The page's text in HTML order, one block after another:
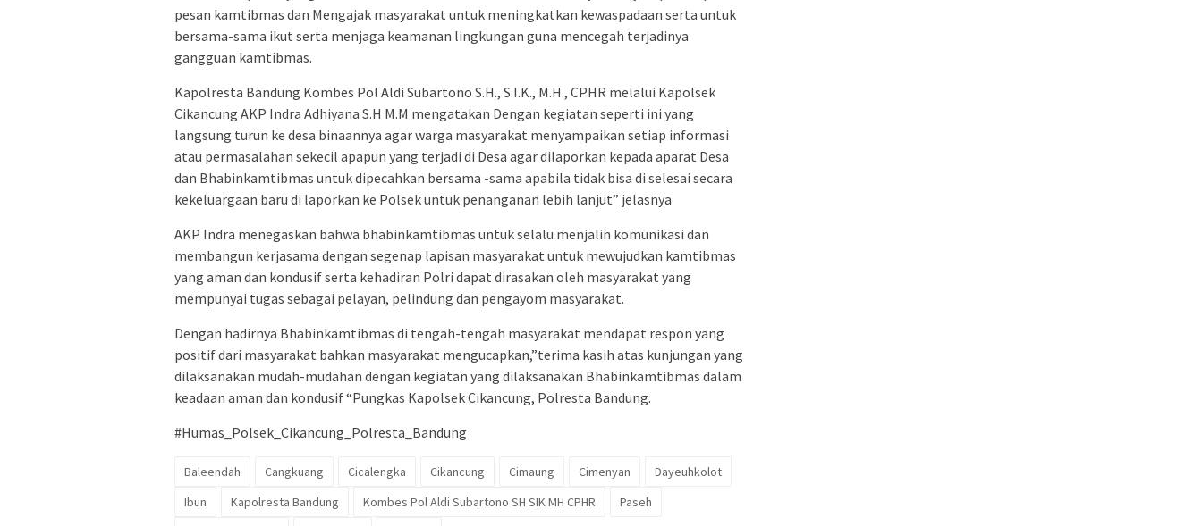
pesan kamtibmas dan Mengajak masyarakat untuk meningkatkan kewaspadaan serta untuk
bersama-sama ikut serta menjaga keamanan lingkungan guna mencegah terjadinya
gangguan kamtibmas.
Kapolresta Bandung Kombes Pol Aldi Subartono S.H., S.I.K., M.H., CPHR melalui Kapolsek
Cikancung AKP Indra Adhiyana S.H M.M mengatakan Dengan kegiatan seperti ini yang
langsung turun ke desa binaannya agar warga masyarakat menyampaikan setiap informasi
atau permasalahan sekecil apapun yang terjadi di Desa agar dilaporkan kepada aparat Desa
dan Bhabinkamtibmas untuk dipecahkan bersama -sama apabila tidak bisa di selesai secara
kekeluargaan baru di laporkan ke Polsek untuk penanganan lebih lanjut” jelasnya
AKP Indra menegaskan bahwa bhabinkamtibmas untuk selalu menjalin komunikasi dan
membangun kerjasama dengan segenap lapisan masyarakat untuk mewujudkan kamtibmas
yang aman dan kondusif serta kehadiran Polri dapat dirasakan oleh masyarakat yang
mempunyai tugas sebagai pelayan, pelindung dan pengayom masyarakat.
Dengan hadirnya Bhabinkamtibmas di tengah-tengah masyarakat mendapat respon yang
positif dari masyarakat bahkan masyarakat mengucapkan,”terima kasih atas kunjungan yang
dilaksanakan mudah-mudahan dengan kegiatan yang dilaksanakan Bhabinkamtibmas dalam
keadaan aman dan kondusif “Pungkas Kapolsek Cikancung, Polresta Bandung.
#Humas_Polsek_Cikancung_Polresta_Bandung
Baleendah Cangkuang Cicalengka Cikancung Cimaung Cimenyan
Dayeuhkolot
Ibun
Kapolresta Bandung Kombes Pol Aldi Subartono SH SIK MH CPHR
Paseh